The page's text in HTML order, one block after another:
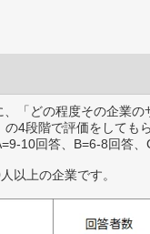
「どの程度その企業
の4段階で評価をしても
10回答、B=6-8回答
以上の企業です。